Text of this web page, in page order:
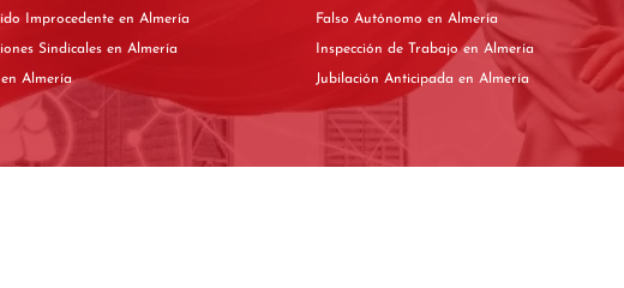
Despido Improcedente en Almería
Elecciones Sindicales en Almería
ERE en Almería
Falso Autónomo en Almería
Inspección de Trabajo en Almería
Jubilación Anticipada en Almería